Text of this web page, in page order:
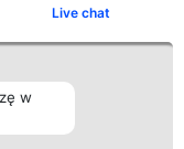
Live chat
w